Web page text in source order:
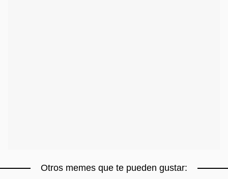
Otros memes que te pueden gustar: